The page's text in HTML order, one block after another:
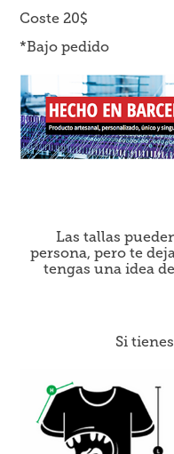
Coste 20$
*Bajo pedido
Las tallas
persona, pero te
tengas una idea
Si